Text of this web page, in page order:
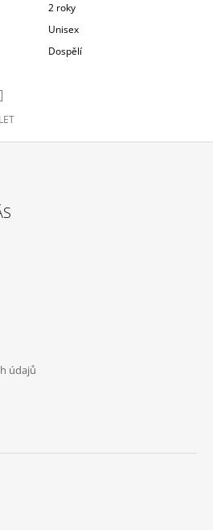
2 roky
Unisex
Dospělí
údajů